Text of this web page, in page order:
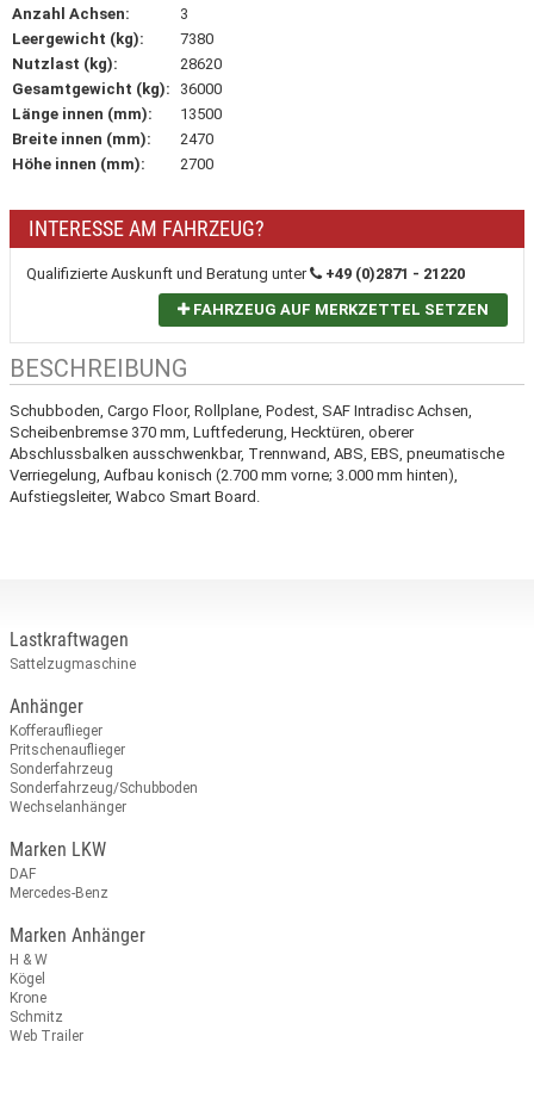
Anzahl Achsen:
3
Leergewicht (kg):
7380
Nutzlast (kg):
28620
Gesamtgewicht (kg):
36000
Länge innen (mm):
13500
Breite innen (mm):
2470
Höhe innen (mm):
2700
INTERESSE AM FAHRZEUG?
Qualifizierte Auskunft und Beratung unter
+49 (0)2871 - 21220
FAHRZEUG AUF MERKZETTEL SETZEN
BESCHREIBUNG
Schubboden, Cargo Floor, Rollplane, Podest, SAF Intradisc Achsen,
Scheibenbremse 370 mm, Luftfederung, Hecktüren, oberer
Abschlussbalken ausschwenkbar, Trennwand, ABS, EBS, pneumatische
Verriegelung, Aufbau konisch (2.700 mm vorne; 3.000 mm hinten),
Aufstiegsleiter, Wabco Smart Board.
Lastkraftwagen
Sattelzugmaschine
Anhänger
Kofferauflieger
Pritschenauflieger
Sonderfahrzeug
Sonderfahrzeug/Schubboden
Wechselanhänger
Marken LKW
DAF
Mercedes-Benz
Marken Anhänger
H & W
Kögel
Krone
Schmitz
Web Trailer